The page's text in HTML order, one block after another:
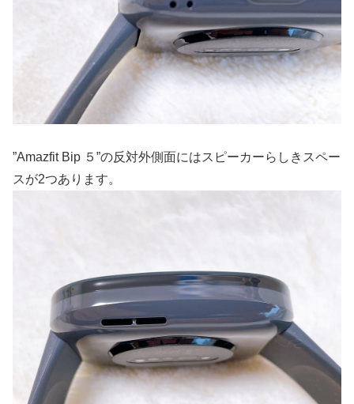
”Amazfit Bip ５”の反対外側面にはスピーカーらしきスペー
スが2つあります。